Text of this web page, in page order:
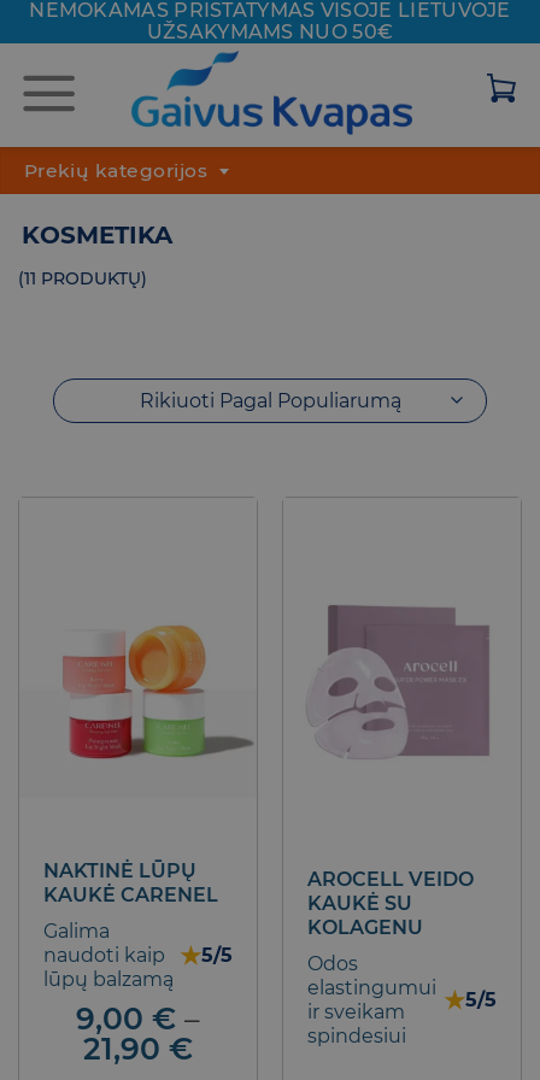
Skip
to
content
NEMOKAMAS PRISTATYMAS VISOJE LIETUVOJE
UŽSAKYMAMS NUO 50€
Prekių kategorijos
KOSMETIKA
(11 PRODUKTŲ)
Rikiuoti Pagal Populiarumą
NAKTINĖ LŪPŲ
KAUKĖ CARENEL
Galima
naudoti kaip
lūpų balzamą
★5/5
9,00 € –
21,90 €Price
AROCELL VEIDO
KAUKĖ SU
KOLAGENU
Odos
elastingumui
ir sveikam
spindesiui
★5/5